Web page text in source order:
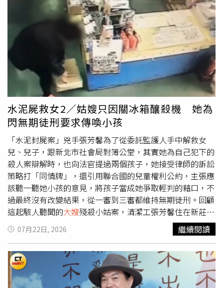
兒女監護權暫時委託丈夫友人。（圖／報系資料照）本刊調
查，張芳馨因水泥封屍案獲判無期徒刑，判決定讞一年後，
丈夫離家出走被通報為失蹤人口，因此在社會局安排之下，
張芳馨將12歲女兒和7歲兒子的監護權委託一名男子王家
舜，委託期間從2020年10月到2027年11月，後來輾轉得知
王家舜疑似對孩子有不法侵害的行為，因此向新北市社會局
調申請社工調查報告、輔導追蹤紀錄、委託監護事宜的紀
錄、王家舜照顧她小孩所領取的社會福利及補助資料等複
本，但遭到社會局拒絕。張芳馨提了兩次訴願，第二次的結
果是部分准許部分駁回，所以改打行政官司。張芳馨主張孩
子遭毆、受燙傷、被剃眉毛，甚至長期睡在地上，因為媽媽
在坐牢，只能透過社會局了解小孩狀況，相關資料有提供的
必要；她入監後無法直接接觸子女，更不用說繼續照顧，社
會局根本不用考慮她這個母親是否失職、是否需要接受政府
的監督。張芳馨強調，社會局應該幫忙顧好受刑人子女的困
境，而不是緊盯受刑人，既然她還是子女的法定代理人，沒
被剝奪親權，想查詢孩子的資料仍具有正當性。社會局答
辯，張芳馨要調取的資料包括小孩怎麼安排生活、社工處遇
的評估，攸關未成年子女隱私，應取得小孩同意，不可藉由
親權行使的名義侵犯隱私。社會局告訴法院，張芳馨女兒已
滿18歲，兒子差不多上國中了，準備庭開完之後有問過他
們，都反對媽媽調閱檔案，法官做出決定前，應傳喚姊弟倆
到庭表示意見。法官指出，張芳馨殺害小姑才會坐牢，她失
去家庭生活，並不是因為對小孩做了什麼壞事；她的先生失
水泥屍救女2／姑嫂只因關冰箱釀殺機 她為
閃無期徒刑要求傳喚小孩
「水泥封屍案」兇手張芳馨為了從委託監護人手中解救女
兒、兒子，跟新北市社會局對簿公堂，其實她為自己犯下的
殺人案辯解時，也向法官提過兩個孩子，她接受律師的訴訟
策略打「同情牌」，還引用聯合國的兒童權利公約，主張應
該聽一聽她小孩的意見，將孩子當成她爭取輕判的藉口，不
過最終沒有改變結果，從一審到三審都維持無期徒刑。回顧
這起駭人聽聞的大嫂殘殺小姑案，清潔工張芳馨住在新莊，
家裡除了丈夫、兩個孩子，還有先生的妹妹葉秀鳳。葉秀鳳
嫌張芳馨深夜關冰箱太大聲，姑嫂經常吵架，葉秀鳳明知大
嫂看她不爽，仍在冰箱貼上「小聲關冰箱門，謝謝」的紙條
提醒張芳馨，甚至打電話到張芳馨的娘家，要娘家人勸一
勸，種種行為讓張芳馨理智斷線，決定將小姑送上黃泉路。
張芳馨預謀殺人，先買大型膠帶回家，趁葉秀鳳剛洗完澡叫
07月22日, 2026 繼續閱讀